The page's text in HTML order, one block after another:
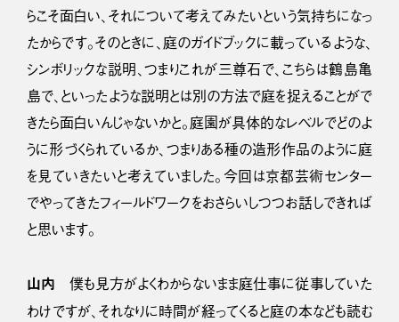
らこそ面白い、それについて考えてみたいという気持ちになっ
たからです。そのときに、庭のガイドブックに載っているような、
シンボリックな説明、つまりこれが三尊石で、こちらは鶴島亀
島で、といったような説明とは別の方法で庭を捉えることがで
きたら面白いんじゃないかと。庭園が具体的なレベルでどのよ
うに形づくられているか、つまりある種の造形作品のように庭
を見ていきたいと考えていました。今回は京都芸術センター
でやってきたフィールドワークをおさらいしつつお話しできれば
と思います。
山内 僕も見方がよくわからないまま庭仕事に従事していた
わけですが、それなりに時間が経ってくると庭の本なども読む